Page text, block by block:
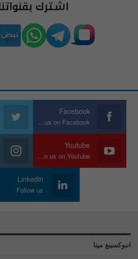
اشترك بقنواتنا
Facebook
Join us on Facebook
Youtube
Join us on Youtube
Linkedin
Follow us
انبوكسينغ مينا